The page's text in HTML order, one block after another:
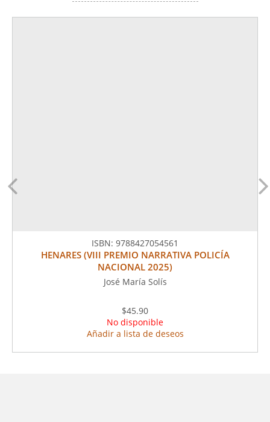
ISBN: 9788427054561
HENARES (VIII PREMIO NARRATIVA POLICÍA
NACIONAL 2025)
José María Solís
$45.90
No disponible
Añadir a lista de deseos